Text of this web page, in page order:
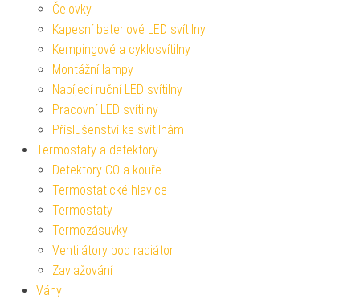
Čelovky
Kapesní bateriové LED svítilny
Kempingové a cyklosvítilny
Montážní lampy
Nabíjecí ruční LED svítilny
Pracovní LED svítilny
Příslušenství ke svítilnám
Termostaty a detektory
Detektory CO a kouře
Termostatické hlavice
Termostaty
Termozásuvky
Ventilátory pod radiátor
Zavlažování
Váhy